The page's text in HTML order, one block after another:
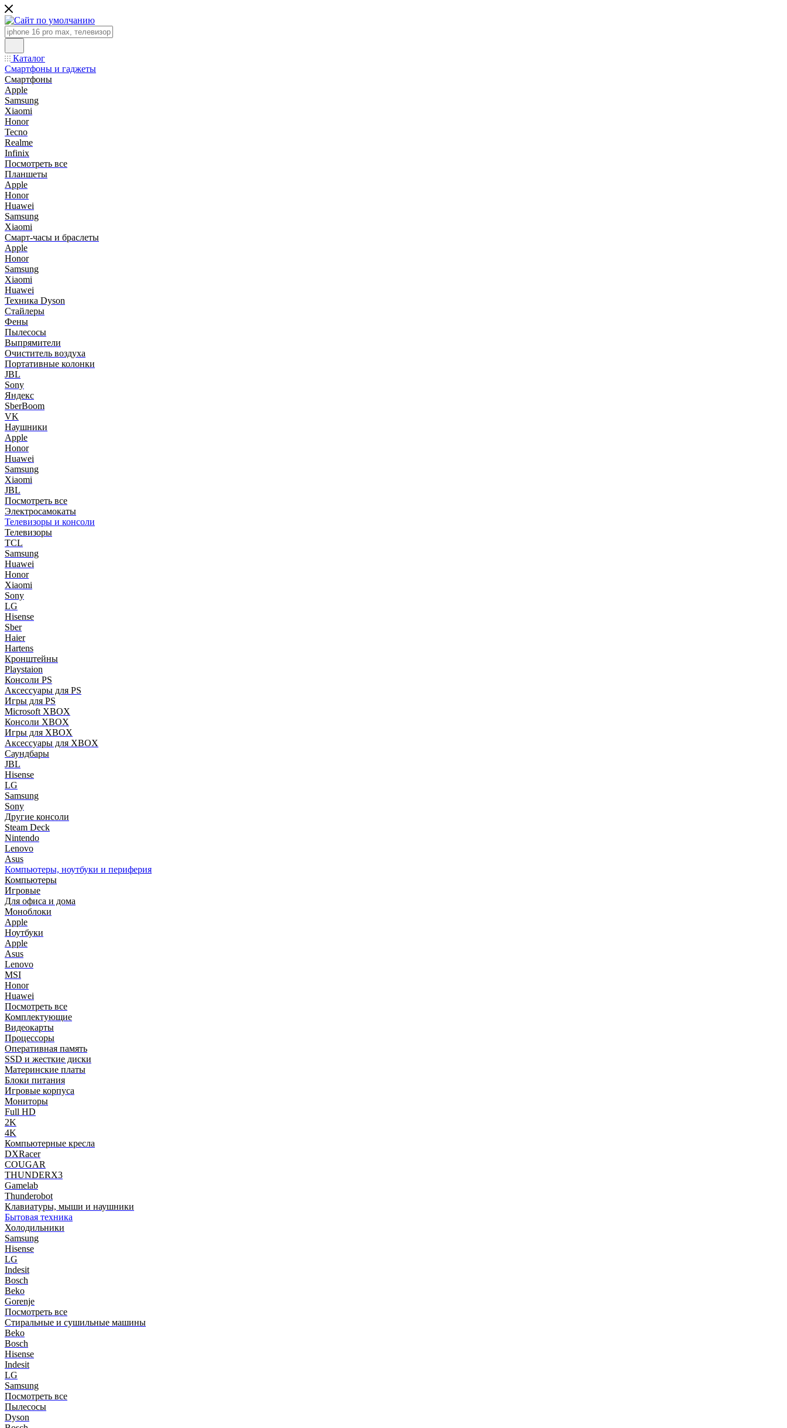
Каталог
Смартфоны и гаджеты
Смартфоны
Apple
Samsung
Xiaomi
Honor
Tecno
Realme
Infinix
Посмотреть все
Планшеты
Apple
Honor
Huawei
Samsung
Xiaomi
Смарт-часы и браслеты
Apple
Honor
Samsung
Xiaomi
Huawei
Техника Dyson
Стайлеры
Фены
Пылесосы
Выпрямители
Очиститель воздуха
Портативные колонки
JBL
Sony
Яндекс
SberBoom
VK
Наушники
Apple
Honor
Huawei
Samsung
Xiaomi
JBL
Посмотреть все
Электросамокаты
Телевизоры и консоли
Телевизоры
TCL
Samsung
Huawei
Honor
Xiaomi
Sony
LG
Hisense
Sber
Haier
Hartens
Кронштейны
Playstaion
Консоли PS
Аксессуары для PS
Игры для PS
Microsoft XBOX
Консоли XBOX
Игры для XBOX
Аксессуары для XBOX
Саундбары
JBL
Hisense
LG
Samsung
Sony
Другие консоли
Steam Deck
Nintendo
Lenovo
Asus
Компьютеры, ноутбуки и периферия
Компьютеры
Игровые
Для офиса и дома
Моноблоки
Apple
Ноутбуки
Apple
Asus
Lenovo
MSI
Honor
Huawei
Посмотреть все
Комплектующие
Видеокарты
Процессоры
Оперативная память
SSD и жесткие диски
Материнские платы
Блоки питания
Игровые корпуса
Мониторы
Full HD
2K
4K
Компьютерные кресла
DXRacer
COUGAR
THUNDERX3
Gamelab
Thunderobot
Клавиатуры, мыши и наушники
Бытовая техника
Холодильники
Samsung
Hisense
LG
Indesit
Bosch
Beko
Gorenje
Посмотреть все
Стиральные и сушильные машины
Beko
Bosch
Hisense
Indesit
LG
Samsung
Посмотреть все
Пылесосы
Dyson